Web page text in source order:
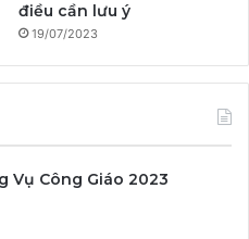
điều cần lưu ý
19/07/2023
Vụ Công Giáo 2023